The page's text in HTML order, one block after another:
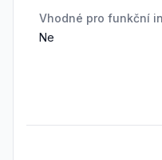
Vhodné pro funkční
Ne